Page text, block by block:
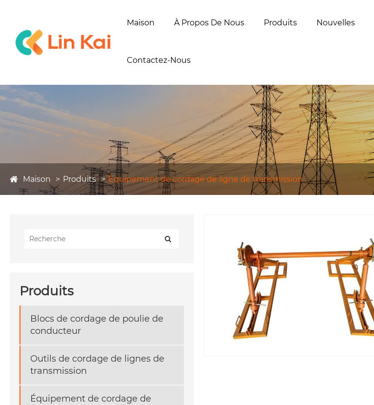
Maison À Propos De Nous Produits Nouvelles
Contactez-Nous
Maison Produits Équipement de cordage de ligne de transmission
Produits
Blocs de cordage de poulie de
conducteur
Outils de cordage de lignes de
transmission
Équipement de cordage de